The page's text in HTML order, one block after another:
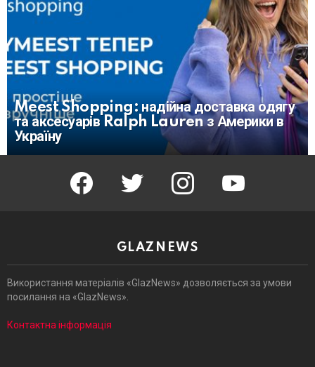
Meest Shopping: надійна доставка одягу
та аксесуарів Ralph Lauren з Америки в
Україну
facebook twitter instagram youtube
GLAZNEWS
Використання матеріалів «GlazNews» дозволяється за умови
посилання на «GlazNews».
Контактна інформація